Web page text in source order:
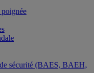
poignée
sécurité (BAES, BAEH,